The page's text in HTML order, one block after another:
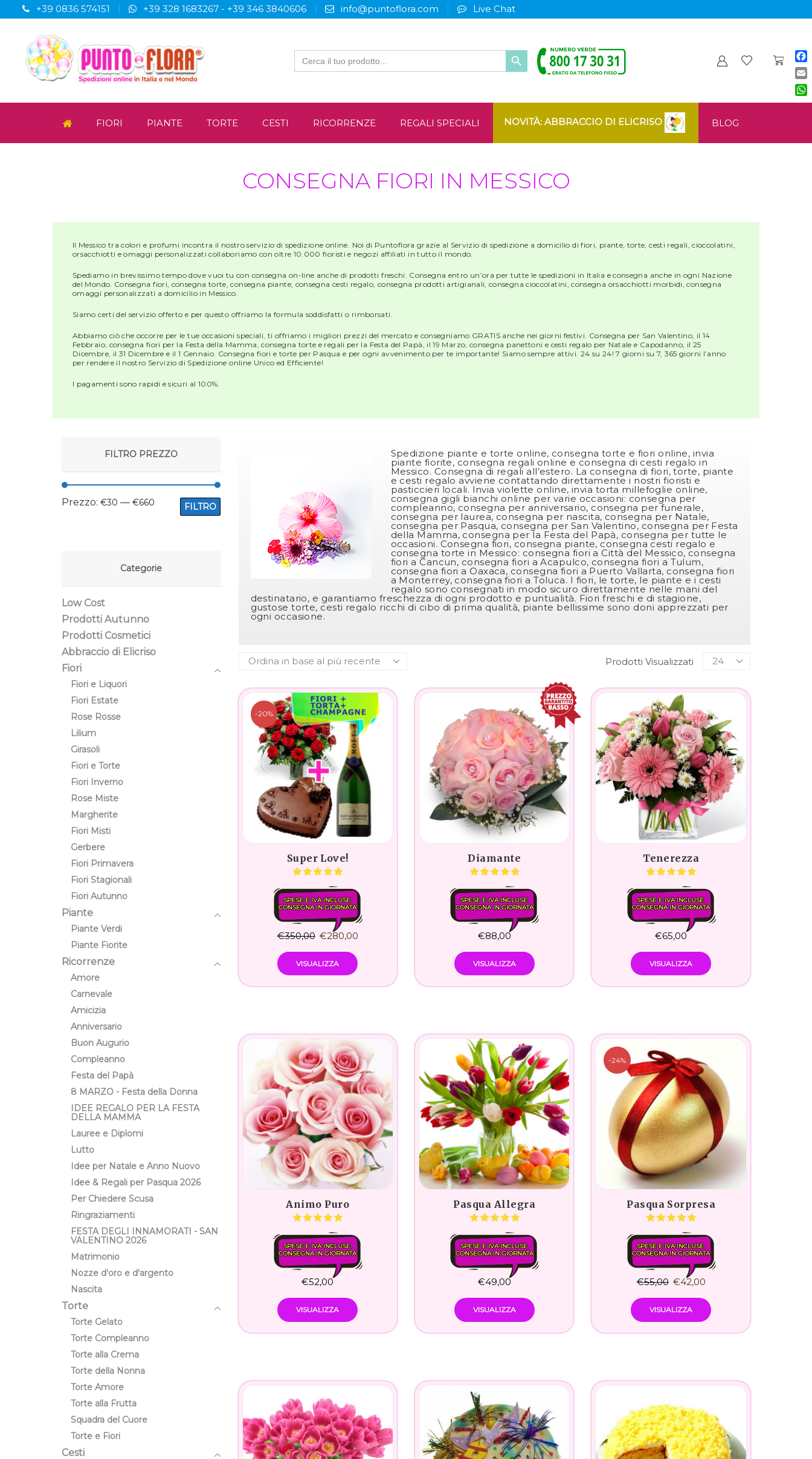
+39 0836 574151 +39 328 1683267 - +39 346 3840606 info@puntoflora.com Live Chat
Search
for:
FIORI PIANTE TORTE CESTI RICORRENZE REGALI SPECIALI NOVITÀ: ABBRACCIO DI ELICRISO BLOG
CONSEGNA FIORI IN MESSICO
Il Messico tra colori e profumi incontra il nostro servizio di spedizione online. Noi di Puntoflora grazie al Servizio di spedizione a domicilio di fiori, piante, torte, cesti regali, cioccolatini,
orsacchiotti e omaggi personalizzati collaboriamo con oltre 10.000 fioristi e negozi affiliati in tutto il mondo.
Spediamo in brevissimo tempo dove vuoi tu con consegna on-line anche di prodotti freschi. Consegna entro un’ora per tutte le spedizioni in Italia e consegna anche in ogni Nazione
del Mondo. Consegna fiori, consegna torte, consegna piante, consegna cesti regalo, consegna prodotti artigianali, consegna cioccolatini, consegna orsacchiotti morbidi, consegna
omaggi personalizzati a domicilio in Messico.
Siamo certi del servizio offerto e per questo offriamo la formula soddisfatti o rimborsati.
Abbiamo ciò che occorre per le tue occasioni speciali, ti offriamo i migliori prezzi del mercato e consegniamo GRATIS anche nei giorni festivi. Consegna per San Valentino, il 14
Febbraio, consegna fiori per la Festa della Mamma, consegna torte e regali per la Festa del Papà, il 19 Marzo, consegna panettoni e cesti regalo per Natale e Capodanno, il 25
Dicembre, il 31 Dicembre e il 1 Gennaio. Consegna fiori e torte per Pasqua e per ogni avvenimento per te importante! Siamo sempre attivi. 24 su 24! 7 giorni su 7, 365 giorni l’anno
per rendere il nostro Servizio di Spedizione online Unico ed Efficiente!
I pagamenti sono rapidi e sicuri al 100%.
Spedizione piante e torte online, consegna torte e fiori online, invia
piante fiorite, consegna regali online e consegna di cesti regalo in
Messico. Consegna di regali all’estero. La consegna di fiori, torte, piante
e cesti regalo avviene contattando direttamente i nostri fioristi e
pasticcieri locali. Invia violette online, invia torta millefoglie online,
consegna gigli bianchi online per varie occasioni: consegna per
compleanno, consegna per anniversario, consegna per funerale,
consegna per laurea, consegna per nascita, consegna per Natale,
consegna per Pasqua, consegna per San Valentino, consegna per Festa
della Mamma, consegna per la Festa del Papà, consegna per tutte le
occasioni. Consegna fiori, consegna piante, consegna cesti regalo e
consegna torte in Messico: consegna fiori a Città del Messico, consegna
fiori a Cancun, consegna fiori a Acapulco, consegna fiori a Tulum,
consegna fiori a Oaxaca, consegna fiori a Puerto Vallarta, consegna fiori
a Monterrey, consegna fiori a Toluca. I fiori, le torte, le piante e i cesti
regalo sono consegnati in modo sicuro direttamente nelle mani del
destinatario, e garantiamo freschezza di ogni prodotto e puntualità. Fiori freschi e di stagione,
gustose torte, cesti regalo ricchi di cibo di prima qualità, piante bellissime sono doni apprezzati per
ogni occasione.
Prodotti Visualizzati
-20%
Super Love!
SPESE E IVA INCLUSE.
CONSEGNA IN GIORNATA
€350,00 €280,00
VISUALIZZA
Diamante
SPESE E IVA INCLUSE.
CONSEGNA IN GIORNATA
€88,00
VISUALIZZA
Tenerezza
SPESE E IVA INCLUSE.
CONSEGNA IN GIORNATA
€65,00
VISUALIZZA
Animo Puro
SPESE E IVA INCLUSE.
CONSEGNA IN GIORNATA
€52,00
VISUALIZZA
Pasqua Allegra
SPESE E IVA INCLUSE.
CONSEGNA IN GIORNATA
€49,00
VISUALIZZA
-24%
Pasqua Sorpresa
SPESE E IVA INCLUSE.
CONSEGNA IN GIORNATA
€55,00 €42,00
VISUALIZZA
FILTRO PREZZO
FILTRO
Prezzo: €30 — €660
Categorie
Low Cost
Prodotti Autunno
Prodotti Cosmetici
Abbraccio di Elicriso
Fiori
Fiori e Liquori
Fiori Estate
Rose Rosse
Lilium
Girasoli
Fiori e Torte
Fiori Inverno
Rose Miste
Margherite
Fiori Misti
Gerbere
Fiori Primavera
Fiori Stagionali
Fiori Autunno
Piante
Piante Verdi
Piante Fiorite
Ricorrenze
Amore
Carnevale
Amicizia
Anniversario
Buon Augurio
Compleanno
Festa del Papà
8 MARZO - Festa della Donna
IDEE REGALO PER LA FESTA
DELLA MAMMA
Lauree e Diplomi
Lutto
Idee per Natale e Anno Nuovo
Idee & Regali per Pasqua 2026
Per Chiedere Scusa
Ringraziamenti
FESTA DEGLI INNAMORATI - SAN
VALENTINO 2026
Matrimonio
Nozze d'oro e d'argento
Nascita
Torte
Torte Gelato
Torte Compleanno
Torte alla Crema
Torte della Nonna
Torte Amore
Torte alla Frutta
Squadra del Cuore
Torte e Fiori
Cesti